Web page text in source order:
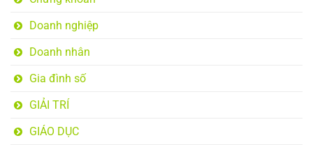
Doanh nghiệp
Doanh nhân
Gia đình số
GIẢI TRÍ
GIÁO DỤC